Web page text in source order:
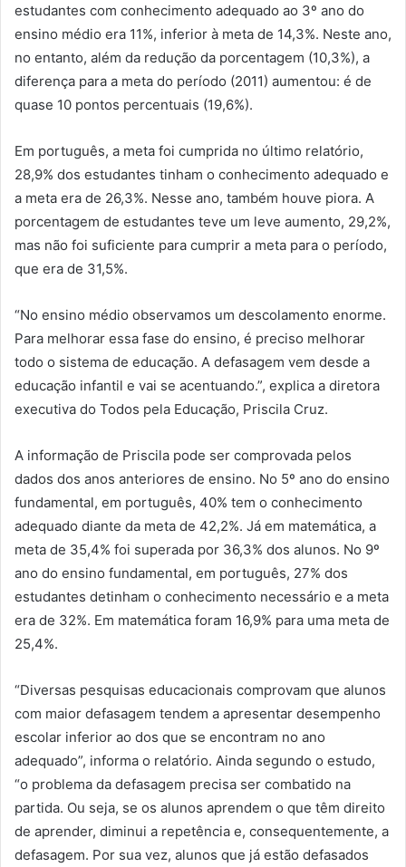
estudantes com conhecimento adequado ao 3º ano do
ensino médio era 11%, inferior à meta de 14,3%. Neste ano,
no entanto, além da redução da porcentagem (10,3%), a
diferença para a meta do período (2011) aumentou: é de
quase 10 pontos percentuais (19,6%).
Em português, a meta foi cumprida no último relatório,
28,9% dos estudantes tinham o conhecimento adequado e
a meta era de 26,3%. Nesse ano, também houve piora. A
porcentagem de estudantes teve um leve aumento, 29,2%,
mas não foi suficiente para cumprir a meta para o período,
que era de 31,5%.
“No ensino médio observamos um descolamento enorme.
Para melhorar essa fase do ensino, é preciso melhorar
todo o sistema de educação. A defasagem vem desde a
educação infantil e vai se acentuando.”, explica a diretora
executiva do Todos pela Educação, Priscila Cruz.
A informação de Priscila pode ser comprovada pelos
dados dos anos anteriores de ensino. No 5º ano do ensino
fundamental, em português, 40% tem o conhecimento
adequado diante da meta de 42,2%. Já em matemática, a
meta de 35,4% foi superada por 36,3% dos alunos. No 9º
ano do ensino fundamental, em português, 27% dos
estudantes detinham o conhecimento necessário e a meta
era de 32%. Em matemática foram 16,9% para uma meta de
25,4%.
“Diversas pesquisas educacionais comprovam que alunos
com maior defasagem tendem a apresentar desempenho
escolar inferior ao dos que se encontram no ano
adequado”, informa o relatório. Ainda segundo o estudo,
“o problema da defasagem precisa ser combatido na
partida. Ou seja, se os alunos aprendem o que têm direito
de aprender, diminui a repetência e, consequentemente, a
defasagem. Por sua vez, alunos que já estão defasados